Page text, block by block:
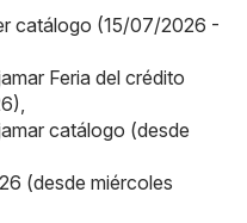
catálogo (15/07/2026 -
Feria del crédito
catálogo (desde
(desde miércoles